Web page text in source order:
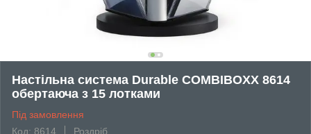
Настільна система Durable COMBIBOXX 8614
обертаюча з 15 лотками
Під замовлення
Код: 8614
Роздріб